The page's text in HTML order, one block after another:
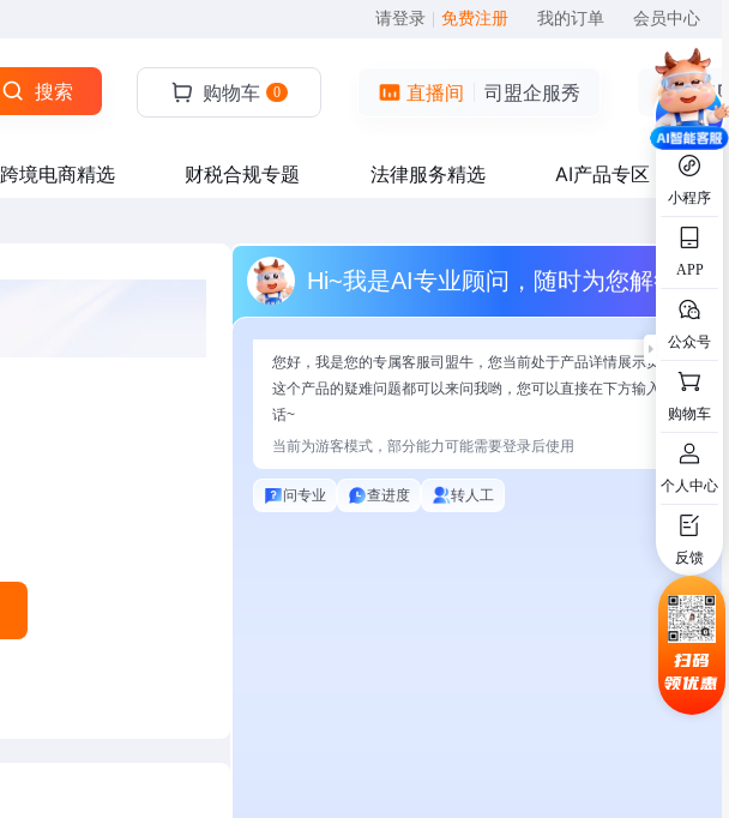
请登录 免费注册 我的订单 会员中心
小程序
APP
公众号
购物车
个人中心
反馈
扫码
领优惠
搜索 购物车 0 直播间 司盟企服秀
跨境电商精选 财税合规专题 法律服务精选 AI产品专区
Hi~我是AI专业顾问，随时为您解答
您好，我是您的专属客服司盟牛，您当前处于产品详情展示页面，有关
这个产品的疑难问题都可以来问我哟，您可以直接在下方输入问题开始
话~
当前为游客模式，部分能力可能需要登录后使用
问专业 查进度 转人工